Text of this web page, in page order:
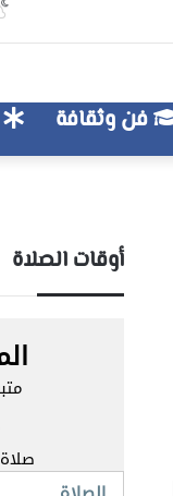
فن وثقافة
أوقات الصلاة